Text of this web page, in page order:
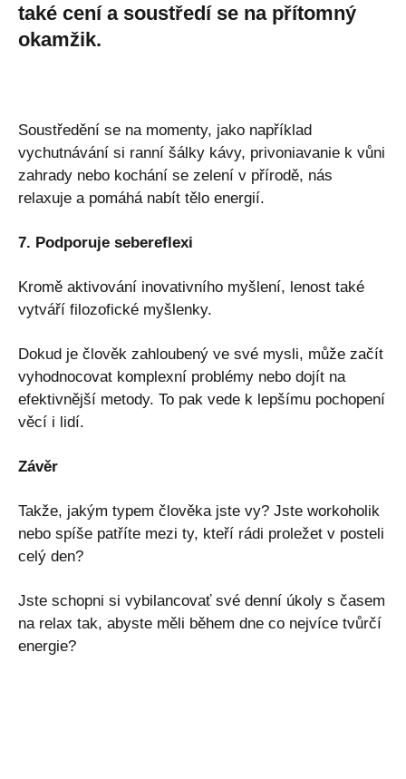
také cení a soustředí se na přítomný
okamžik.
Soustředění se na momenty, jako například
vychutnávání si ranní šálky kávy, privoniavanie k vůni
zahrady nebo kochání se zelení v přírodě, nás
relaxuje a pomáhá nabít tělo energií.
7. Podporuje sebereflexi
Kromě aktivování inovativního myšlení, lenost také
vytváří filozofické myšlenky.
Dokud je člověk zahloubený ve své mysli, může začít
vyhodnocovat komplexní problémy nebo dojít na
efektivnější metody. To pak vede k lepšímu pochopení
věcí i lidí.
Závěr
Takže, jakým typem člověka jste vy? Jste workoholik
nebo spíše patříte mezi ty, kteří rádi proležet v posteli
celý den?
Jste schopni si vybilancovať své denní úkoly s časem
na relax tak, abyste měli během dne co nejvíce tvůrčí
energie?